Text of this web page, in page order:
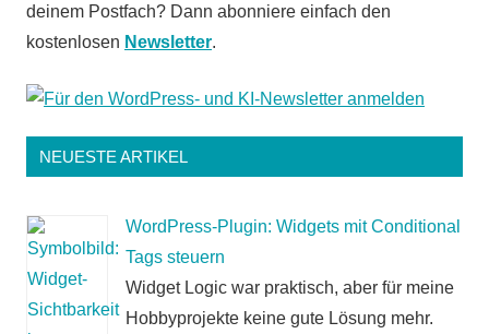
deinem Postfach? Dann abonniere einfach den
kostenlosen Newsletter.
NEUESTE ARTIKEL
WordPress-Plugin: Widgets mit Conditional
Tags steuern
Widget Logic war praktisch, aber für meine
Hobbyprojekte keine gute Lösung mehr.